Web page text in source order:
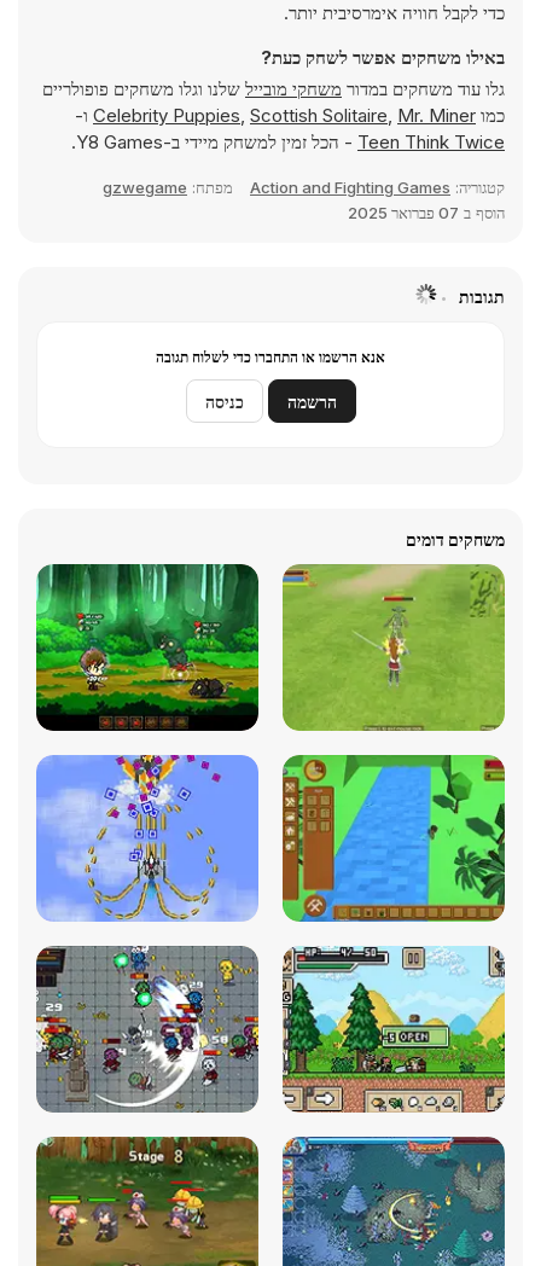
כדי לקבל חוויה אימרסיבית יותר.
באילו משחקים אפשר לשחק כעת?
גלו עוד משחקים במדור משחקי מובייל שלנו וגלו משחקים פופולריים
כמו
Celebrity Puppies, Scottish Solitaire, Mr. Miner
ו-
Teen Think Twice - הכל זמין למשחק מיידי ב-Y8 Games.
קטגוריה: Action and Fighting Games מפתח: gzwegame
הוסף ב 07 פברואר 2025
תגובות
אנא הרשמו או התחברו כדי לשלוח תגובה
הרשמה כניסה
משחקים דומים